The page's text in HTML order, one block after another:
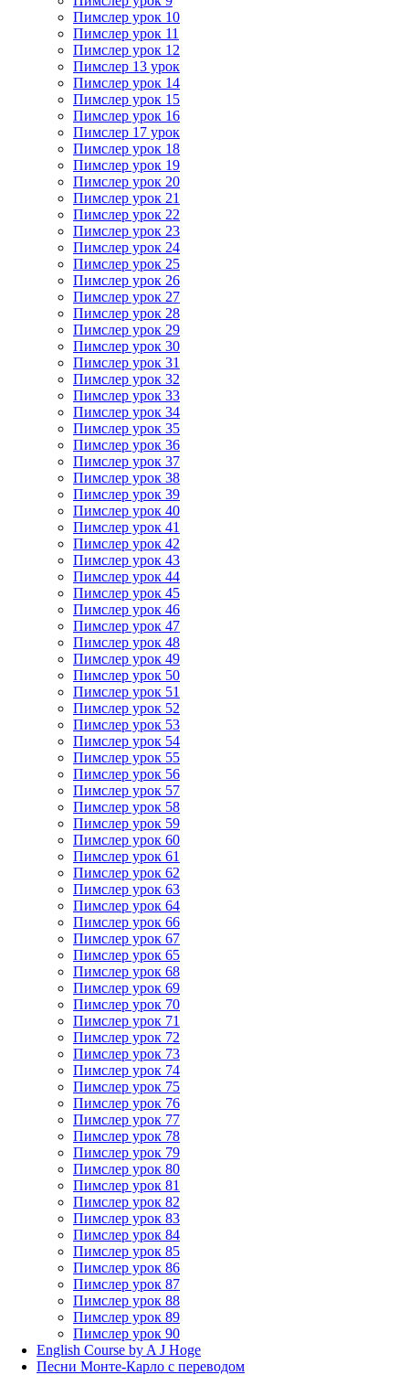
Пимслер урок 10
Пимслер урок 11
Пимслер урок 12
Пимслер 13 урок
Пимслер урок 14
Пимслер урок 15
Пимслер урок 16
Пимслер 17 урок
Пимслер урок 18
Пимслер урок 19
Пимслер урок 20
Пимслер урок 21
Пимслер урок 22
Пимслер урок 23
Пимслер урок 24
Пимслер урок 25
Пимслер урок 26
Пимслер урок 27
Пимслер урок 28
Пимслер урок 29
Пимслер урок 30
Пимслер урок 31
Пимслер урок 32
Пимслер урок 33
Пимслер урок 34
Пимслер урок 35
Пимслер урок 36
Пимслер урок 37
Пимслер урок 38
Пимслер урок 39
Пимслер урок 40
Пимслер урок 41
Пимслер урок 42
Пимслер урок 43
Пимслер урок 44
Пимслер урок 45
Пимслер урок 46
Пимслер урок 47
Пимслер урок 48
Пимслер урок 49
Пимслер урок 50
Пимслер урок 51
Пимслер урок 52
Пимслер урок 53
Пимслер урок 54
Пимслер урок 55
Пимслер урок 56
Пимслер урок 57
Пимслер урок 58
Пимслер урок 59
Пимслер урок 60
Пимслер урок 61
Пимслер урок 62
Пимслер урок 63
Пимслер урок 64
Пимслер урок 66
Пимслер урок 67
Пимслер урок 65
Пимслер урок 68
Пимслер урок 69
Пимслер урок 70
Пимслер урок 71
Пимслер урок 72
Пимслер урок 73
Пимслер урок 74
Пимслер урок 75
Пимслер урок 76
Пимслер урок 77
Пимслер урок 78
Пимслер урок 79
Пимслер урок 80
Пимслер урок 81
Пимслер урок 82
Пимслер урок 83
Пимслер урок 84
Пимслер урок 85
Пимслер урок 86
Пимслер урок 87
Пимслер урок 88
Пимслер урок 89
Пимслер урок 90
English Course by A J Hoge
Песни Монте-Карло с переводом